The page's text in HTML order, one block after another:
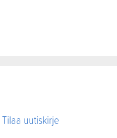
Tilaa uutiskirje